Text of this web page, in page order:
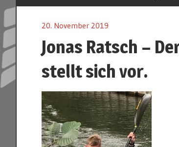
20. November 2019
Jonas Ratsch –
stellt sich vor.